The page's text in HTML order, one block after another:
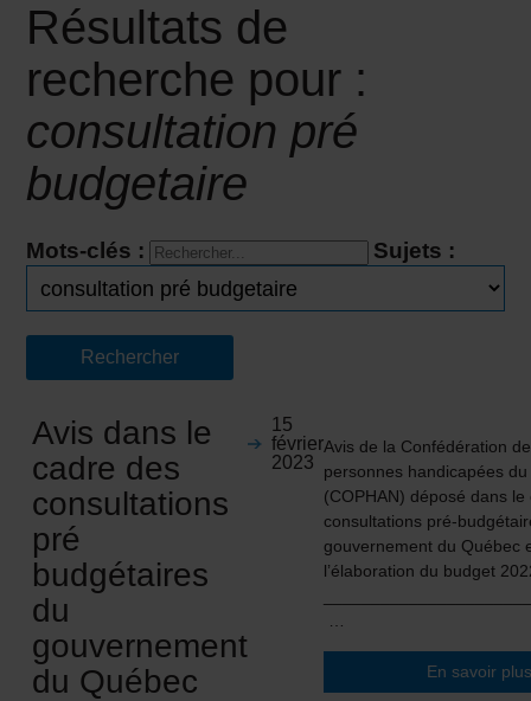
Résultats de
recherche pour :
consultation pré
budgetaire
Mots-clés : Sujets :
Avis dans le
cadre des
consultations
pré
budgétaires
du
gouvernement
du Québec
15
février
2023
Avis de la Confédération
personnes handicapées
(COPHAN) déposé dans
consultations pré-
gouvernement du Québec
l’élaboration du budget
En savoir